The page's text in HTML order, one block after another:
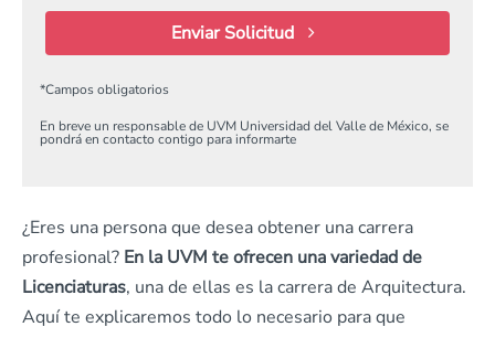
Enviar Solicitud
*Campos obligatorios
En breve un responsable de UVM Universidad del Valle de México, se
pondrá en contacto contigo para informarte
¿Eres una persona que desea obtener una carrera
profesional? En la UVM te ofrecen una variedad de
Licenciaturas, una de ellas es la carrera de Arquitectura.
Aquí te explicaremos todo lo necesario para que